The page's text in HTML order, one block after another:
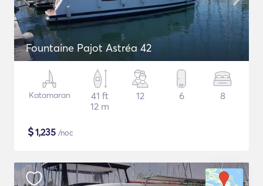
Fountaine Pajot Astréa 42
Katamaran
41 ft
12 m
12 6 8
$1,235 /noc